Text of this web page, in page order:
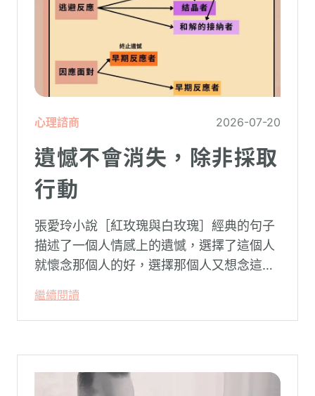
心理諮商 2026-07-20
遺憾不會消失，除非採取
行動
張愛玲小說［紅玫瑰與白玫瑰］經典的句子
描述了一個人情感上的遺憾，選擇了這個人
就懷念那個人的好，選擇那個人又想念這個
繼續閱讀